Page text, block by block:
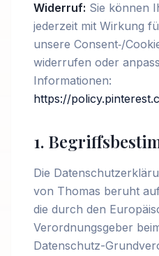
Widerruf: Sie können
jederzeit mit Wirkung
unsere Consent‑/
widerrufen oder
Informationen:
https://
1.
Die
von Thomas beruht
die durch den
Verordnungsgeber
Datenschutz-